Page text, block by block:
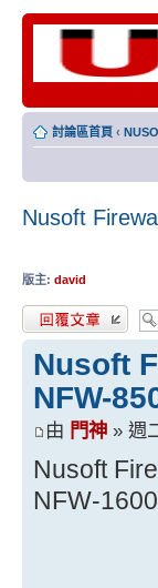
討論區首頁 ‹
Nusoft
版主: david
發表回覆
Nusoft
NFW-
由 門神 » 週
Nusoft
NFW-